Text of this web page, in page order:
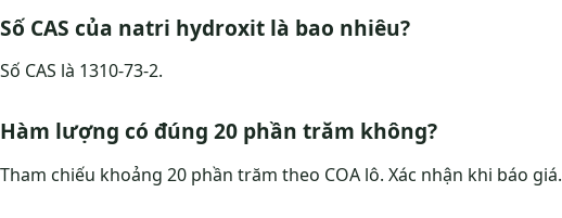
Số CAS của natri hydroxit là bao nhiêu?
Số CAS là 1310-73-2.
Hàm lượng có đúng 20 phần trăm không?
Tham chiếu khoảng 20 phần trăm theo COA lô. Xác nhận khi báo giá.